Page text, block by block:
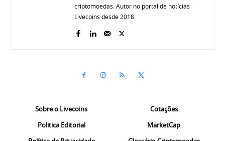
criptomoedas. Autor no portal de notícias
Livecoins desde 2018.
Sobre o Livecoins
Politica Editorial
Cotações
MarketCap